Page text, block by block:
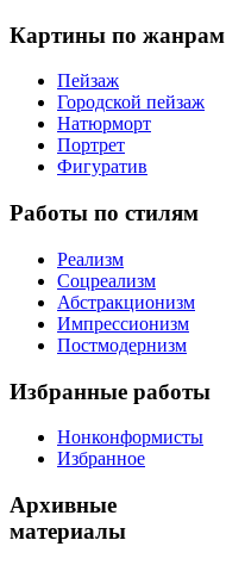
Картины по жанрам
Пейзаж
Городской пейзаж
Натюрморт
Портрет
Фигуратив
Работы по стилям
Реализм
Соцреализм
Абстракционизм
Импрессионизм
Постмодернизм
Избранные работы
Нонконформисты
Избранное
Архивные
материалы